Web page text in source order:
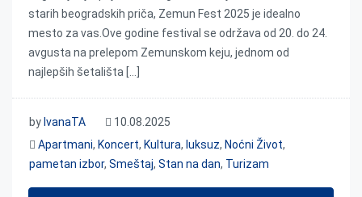
starih beogradskih priča, Zemun Fest 2025 je idealno
mesto za vas.Ove godine festival se održava od 20. do 24.
avgusta na prelepom Zemunskom keju, jednom od
najlepših šetališta […]
by IvanaTA
10.08.2025
Apartmani, Koncert, Kultura, luksuz, Noćni Život,
pametan izbor, Smeštaj, Stan na dan, Turizam